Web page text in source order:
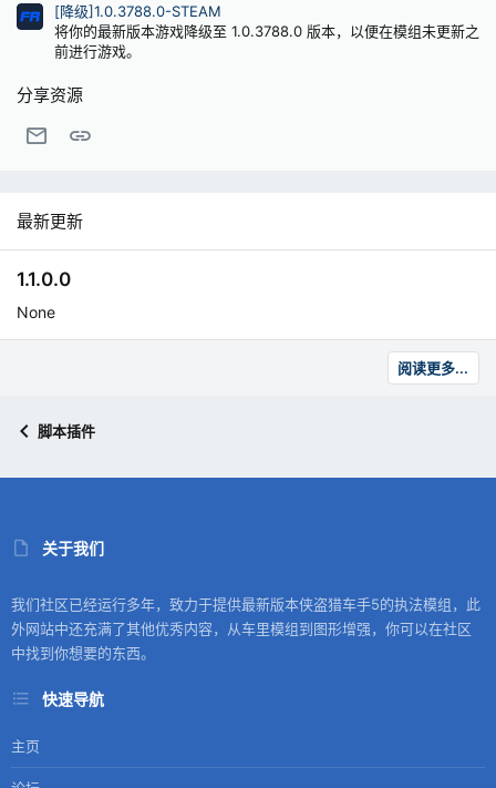
[降级]1.0.3788.0-STEAM
将你的最新版本游戏降级至 1.0.3788.0 版本，以便在模组未更新之
前进行游戏。
分享资源
邮件
最新更新
1.1.0.0
None
阅读更多...
脚本插件
关于我们
我们社区已经运行多年，致力于提供最新版本侠盗猎车手5的执法模组，此
外网站中还充满了其他优秀内容，从车里模组到图形增强，你可以在社区
中找到你想要的东西。
快速导航
主页